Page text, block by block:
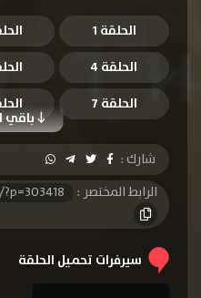
الحلقة 1
الحلقة 4
باقي
الحلقة 7
الحلقة 10
الحلقة 13
شارك :
الرابط المختصر :
سيرفرات تحميل الحلقة